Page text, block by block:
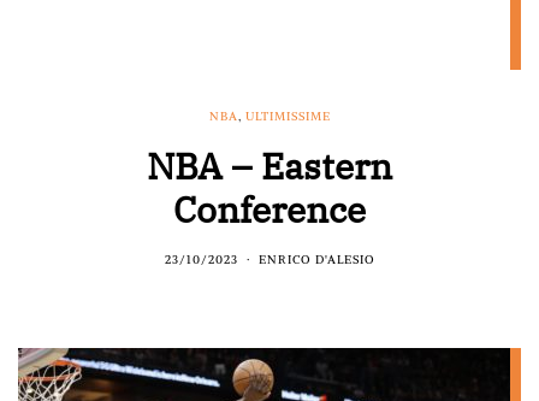
NBA, ULTIMISSIME
NBA – Eastern
Conference
23/10/2023 ENRICO D'ALESIO